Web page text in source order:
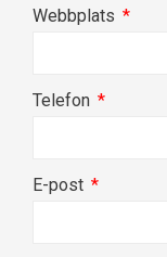
Webbplats
Telefon
E-post